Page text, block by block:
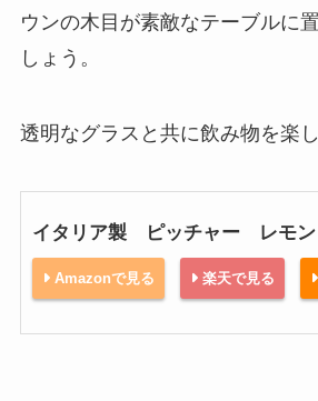
ウンの木目が素敵なテーブルに
しょう。
透明なグラスと共に飲み物を楽
イタリア製 ピッチャー レモン
Amazonで見る 楽天で見る